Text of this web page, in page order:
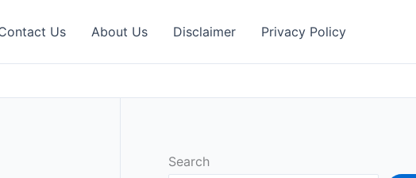
Us About Us Disclaimer Privacy Policy
Search